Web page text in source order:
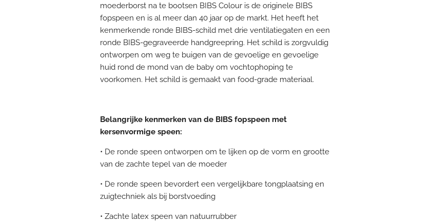
moederborst na te bootsen BIBS Colour is de originele BIBS
fopspeen en is al meer dan 40 jaar op de markt. Het heeft het
kenmerkende ronde BIBS-schild met drie ventilatiegaten en een
ronde BIBS-gegraveerde handgreepring. Het schild is zorgvuldig
ontworpen om weg te buigen van de gevoelige en gevoelige
huid rond de mond van de baby om vochtophoping te
voorkomen. Het schild is gemaakt van food-grade materiaal.
Belangrijke kenmerken van de BIBS fopspeen met
kersenvormige speen:
• De ronde speen ontworpen om te lijken op de vorm en grootte
van de zachte tepel van de moeder
• De ronde speen bevordert een vergelijkbare tongplaatsing en
zuigtechniek als bij borstvoeding
• Zachte latex speen van natuurrubber